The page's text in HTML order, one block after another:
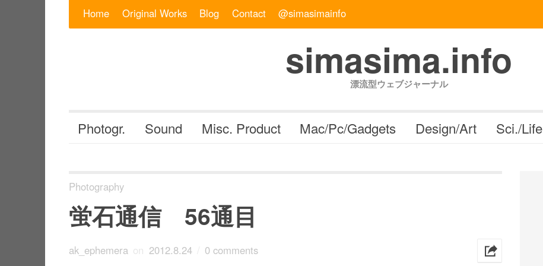
Home Original Works Blog Contact @simasimainfo
simasima.info
漂流型ウェブジャーナル
Photogr. Sound Misc. Product Mac/Pc/Gadgets Design/Art Sci./Life
Photography
蛍石通信 56通目
h
ak_ephemera on 2012.8.24 0 comments